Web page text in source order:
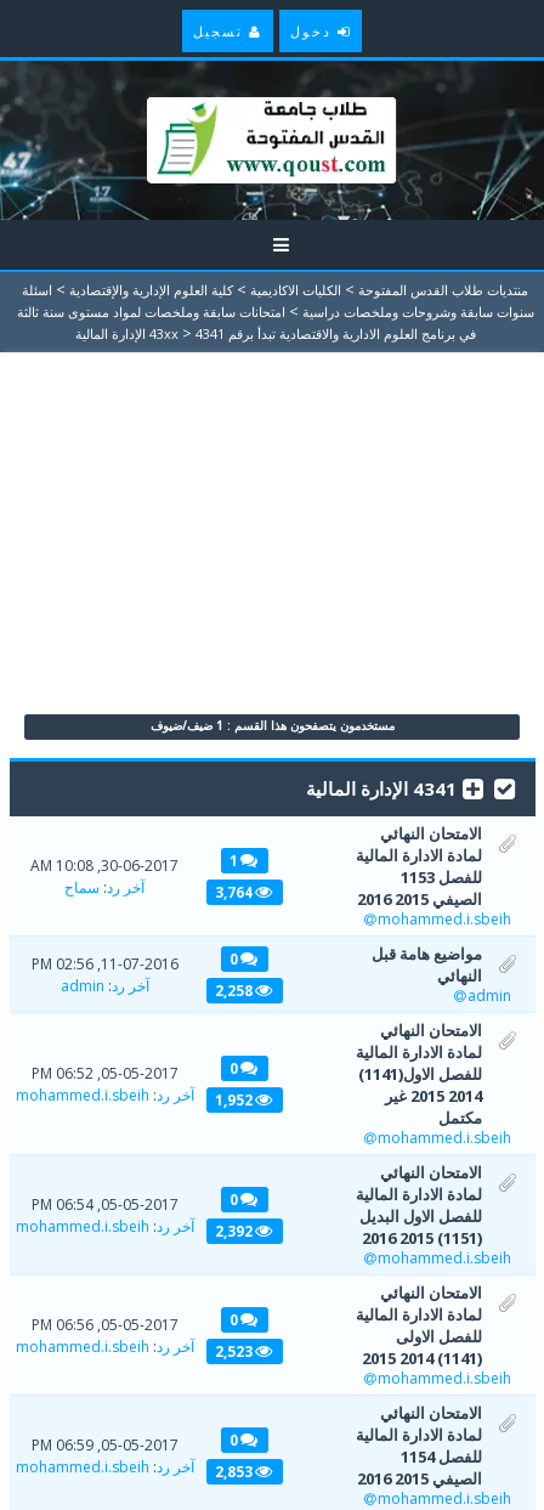
دخول تسجيل
منتديات طلاب القدس المفتوحة > الكليات الاكاديمية > كلية العلوم الإدارية والإقتصادية > اسئلة
سنوات سابقة وشروحات وملخصات دراسية > امتحانات سابقة وملخصات لمواد مستوى سنة ثالثة
في برنامج العلوم الادارية والاقتصادية تبدأ برقم 43xx
> 4341 الإدارة المالية
مستخدمون يتصفحون هذا القسم : 1 ضيف/ضيوف
4341 الإدارة المالية
الامتحان النهائي
لمادة الادارة المالية
للفصل 1153
الصيفي 2015 2016
mohammed.i.sbeih
1
3,764
30-06-2017, 10:08 AM
آخر رد:سماح
مواضيع هامة قبل
النهائي
admin
0
2,258
11-07-2016, 02:56 PM
آخر رد:
admin
الامتحان النهائي
لمادة الادارة المالية
للفصل الاول(1141)
2014 2015 غير
مكتمل
mohammed.i.sbeih
0
1,952
05-05-2017, 06:52 PM
آخر رد:
mohammed.i.sbeih
الامتحان النهائي
لمادة الادارة المالية
للفصل الاول البديل
mohammed.i.sbeih
0
2,392
05-05-2017, 06:54 PM
آخر رد:
mohammed.i.sbeih
الامتحان النهائي
لمادة الادارة المالية
للفصل الاولى
mohammed.i.sbeih
0
2,523
05-05-2017, 06:56 PM
آخر رد:
mohammed.i.sbeih
الامتحان النهائي
لمادة الادارة المالية
للفصل 1154
الصيفي 2015 2016
mohammed.i.sbeih
0
2,853
05-05-2017, 06:59 PM
آخر رد:
mohammed.i.sbeih